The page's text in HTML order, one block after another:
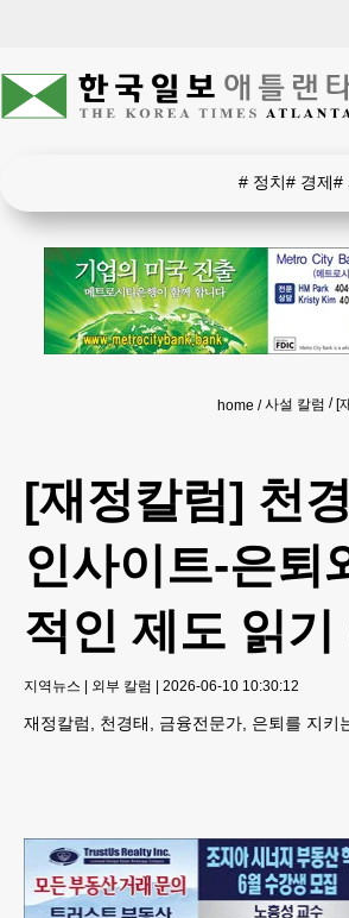
# 정치# 경제#
home 사설 칼럼 [
[재정칼럼] 천
인사이트-은퇴
적인 제도 읽기
지역뉴스 | 외부 칼럼 | 2026-06-10 10:30:12
재정칼럼, 천경태, 금융전문가, 은퇴를 지